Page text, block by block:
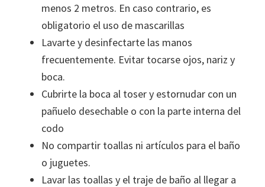
menos 2 metros. En caso contrario, es
obligatorio el uso de mascarillas
Lavarte y desinfectarte las manos
frecuentemente. Evitar tocarse ojos, nariz y
boca.
Cubrirte la boca al toser y estornudar con un
pañuelo desechable o con la parte interna del
codo
No compartir toallas ni artículos para el baño
o juguetes.
Lavar las toallas y el traje de baño al llegar a